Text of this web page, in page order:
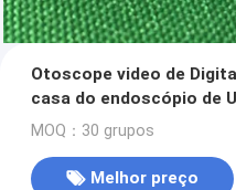
Otoscope video de
casa do endoscópio de
relação de USB 2,0
MOQ：30 grupos
Melhor preço